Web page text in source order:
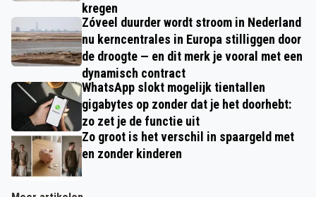
kregen
Zóveel duurder wordt stroom in Nederland
nu kerncentrales in Europa stilliggen door
de droogte — en dit merk je vooral met een
dynamisch contract
WhatsApp slokt mogelijk tientallen
gigabytes op zonder dat je het doorhebt:
zo zet je de functie uit
Zo groot is het verschil in spaargeld met
en zonder kinderen